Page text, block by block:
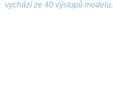
vychází ze 40 výstupů modelu.